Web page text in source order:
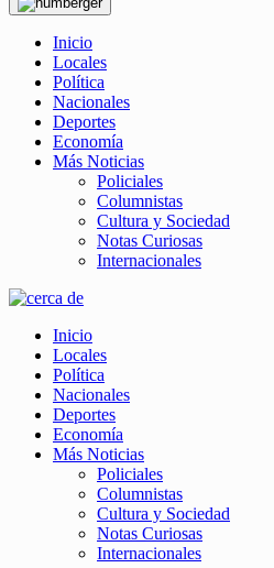
Inicio
Locales
Política
Nacionales
Deportes
Economía
Más Noticias
Policiales
Columnistas
Cultura y Sociedad
Notas Curiosas
Internacionales
Inicio
Locales
Política
Nacionales
Deportes
Economía
Más Noticias
Policiales
Columnistas
Cultura y Sociedad
Notas Curiosas
Internacionales